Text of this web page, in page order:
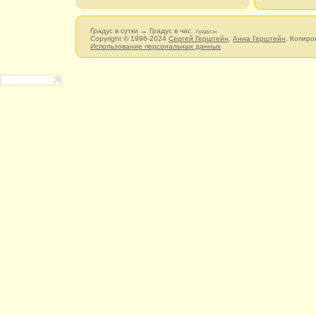
Градус в сутки → Градус в час , Градусы
Copyright © 1996-2024 Сергей Герштейн Анна Герштейн .
Использование персональных данных